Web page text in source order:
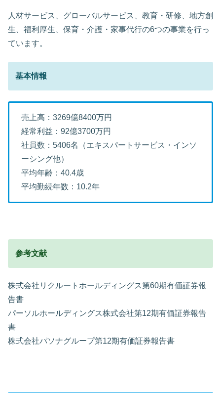
人材サービス、グローバルサービス、教育・研修、地方創
生、福利厚生、保育・介護・家事代行の6つの事業を行っ
ています。
基本情報
売上高：3269億8400万円
経常利益：92億3700万円
社員数：5406名（エキスパートサービス・インソ
ーシング他）
平均年齢：40.4歳
平均勤続年数：10.2年
参考文献
株式会社リクルートホールディングス第60期有価証券報
告書
パーソルホールディングス株式会社第12期有価証券報告
書
株式会社パソナグループ第12期有価証券報告書